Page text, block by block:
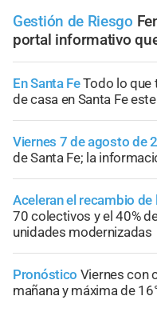
Gestión de Riesgo
portal informativo
En Santa FeTodo lo que
de casa en Santa Fe
Viernes 7 de agosto de
de Santa Fe; la
Aceleran el recambio de
70 colectivos y el 40%
unidades modernizadas
Pronóstico Viernes con
mañana y máxima de